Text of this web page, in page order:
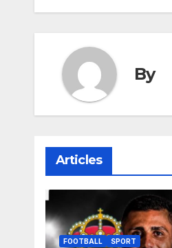
By
Articles
FOOTBALL SPORT